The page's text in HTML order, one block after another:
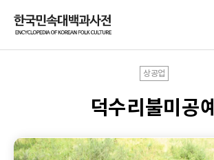
상공업
덕수리불미공예